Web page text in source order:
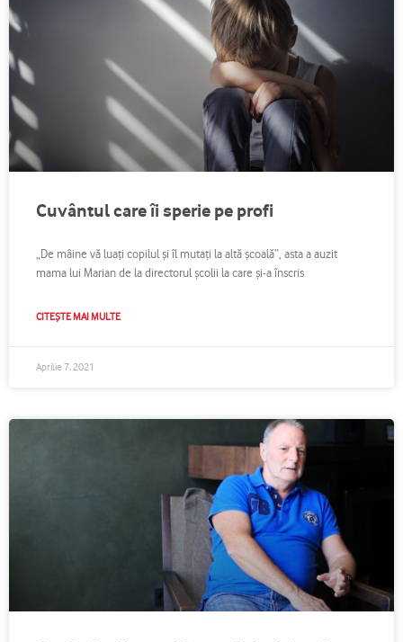
Cuvântul care îi sperie pe profi
„De mâine vă luați copilul și îl mutați la altă școală”, asta a auzit
mama lui Marian de la directorul școlii la care și-a înscris
CITEȘTE MAI MULTE
Aprilie 7, 2021